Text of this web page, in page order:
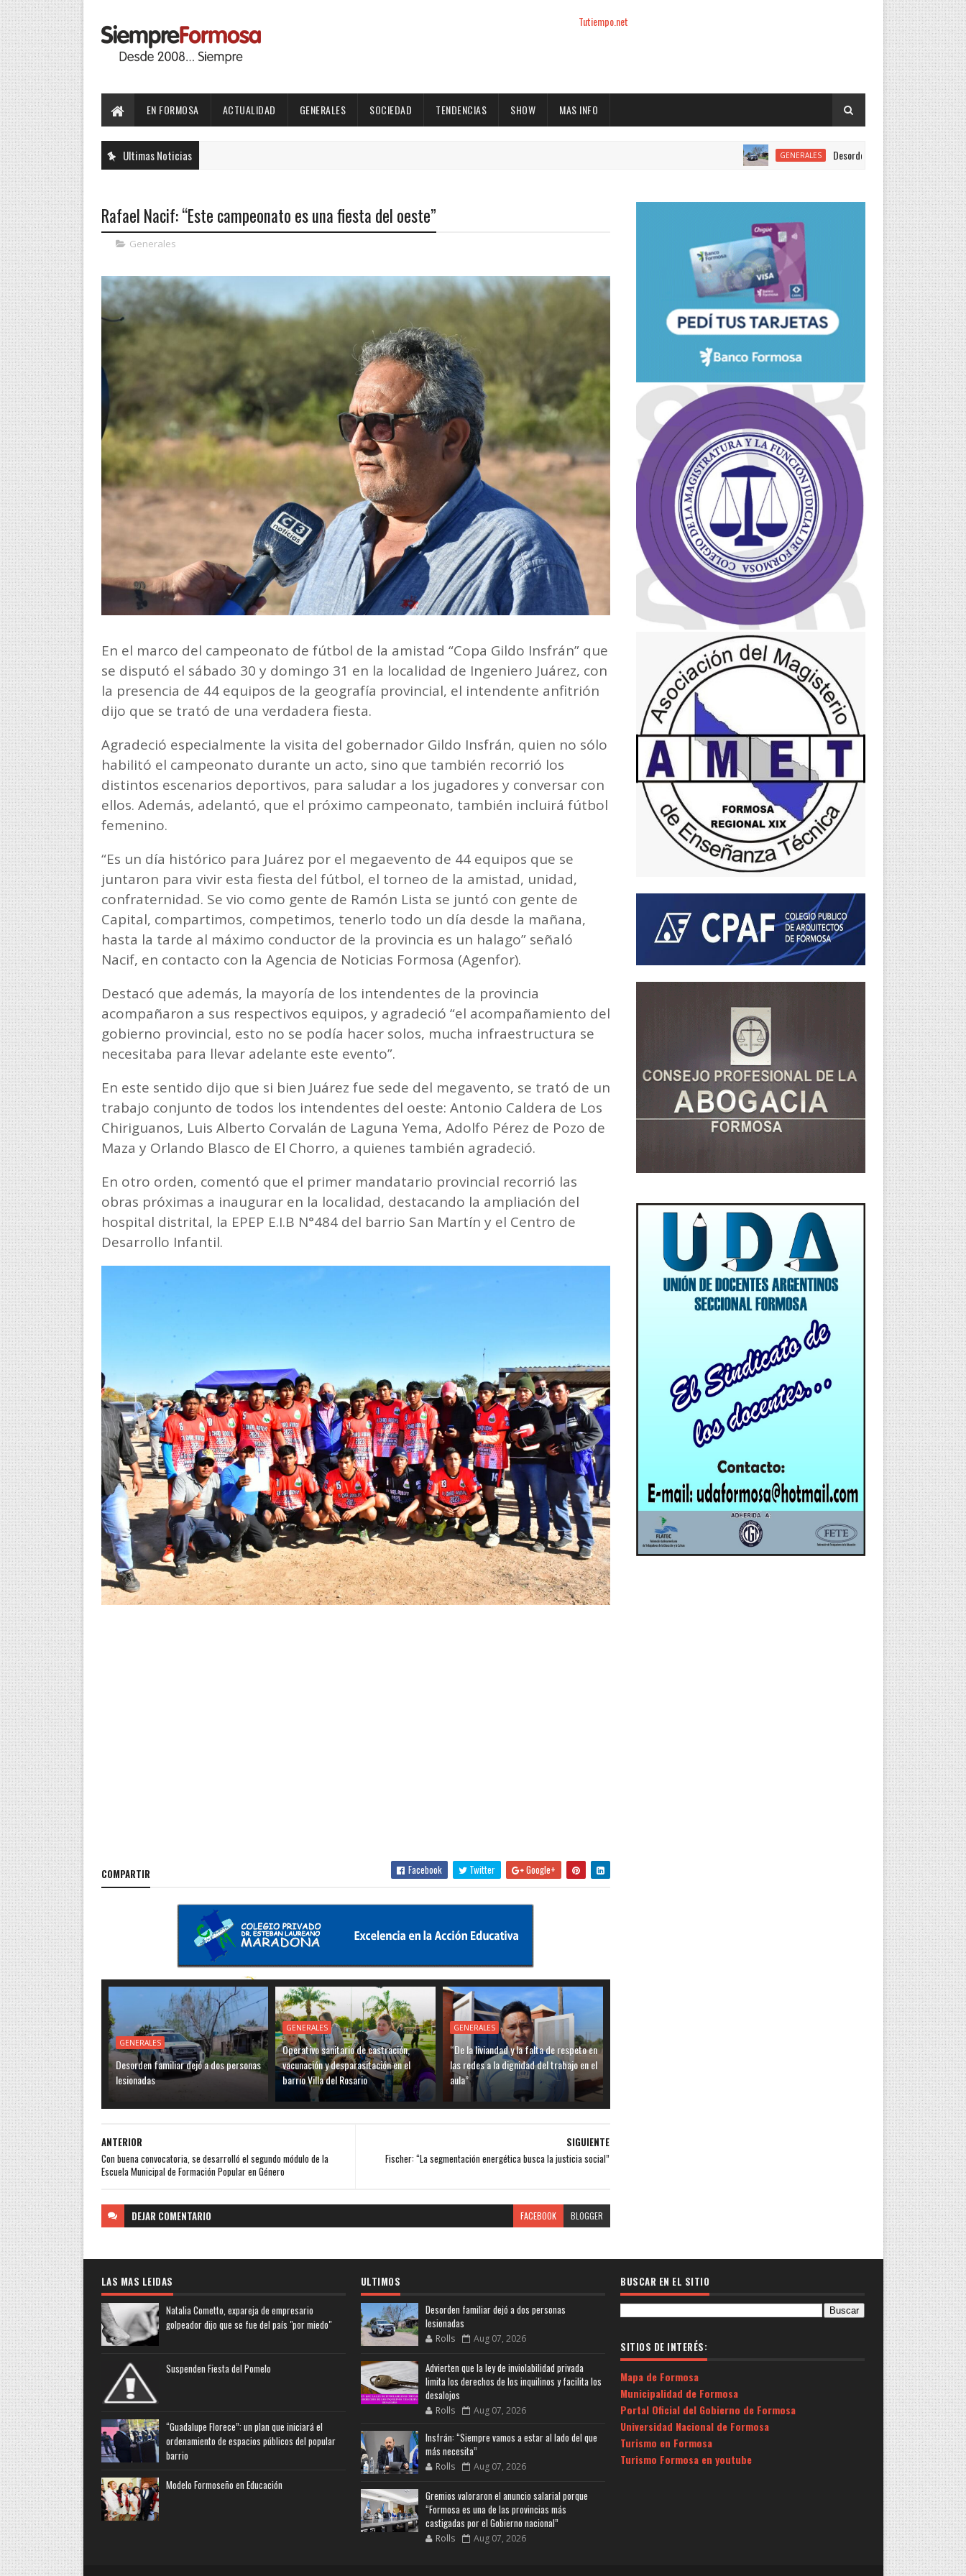
Tutiempo.net
EN FORMOSA ACTUALIDAD GENERALES SOCIEDAD TENDENCIAS SHOW MAS INFO
Ultimas Noticias GENERALES Desorden familiar dejó a dos personas
Rafael Nacif: “Este campeonato es una fiesta del oeste”
Generales
En el marco del campeonato de fútbol de la amistad “Copa Gildo Insfrán” que
se disputó el sábado 30 y domingo 31 en la localidad de Ingeniero Juárez, con
la presencia de 44 equipos de la geografía provincial, el intendente anfitrión
dijo que se trató de una verdadera fiesta.
Agradeció especialmente la visita del gobernador Gildo Insfrán, quien no sólo
habilitó el campeonato durante un acto, sino que también recorrió los
distintos escenarios deportivos, para saludar a los jugadores y conversar con
ellos. Además, adelantó, que el próximo campeonato, también incluirá fútbol
femenino.
“Es un día histórico para Juárez por el megaevento de 44 equipos que se
juntaron para vivir esta fiesta del fútbol, el torneo de la amistad, unidad,
confraternidad. Se vio como gente de Ramón Lista se juntó con gente de
Capital, compartimos, competimos, tenerlo todo un día desde la mañana,
hasta la tarde al máximo conductor de la provincia es un halago” señaló
Nacif, en contacto con la Agencia de Noticias Formosa (Agenfor).
Destacó que además, la mayoría de los intendentes de la provincia
acompañaron a sus respectivos equipos, y agradeció “el acompañamiento del
gobierno provincial, esto no se podía hacer solos, mucha infraestructura se
necesitaba para llevar adelante este evento”.
En este sentido dijo que si bien Juárez fue sede del megavento, se trató de un
trabajo conjunto de todos los intendentes del oeste: Antonio Caldera de Los
Chiriguanos, Luis Alberto Corvalán de Laguna Yema, Adolfo Pérez de Pozo de
Maza y Orlando Blasco de El Chorro, a quienes también agradeció.
En otro orden, comentó que el primer mandatario provincial recorrió las
obras próximas a inaugurar en la localidad, destacando la ampliación del
hospital distrital, la EPEP E.I.B N°484 del barrio San Martín y el Centro de
Desarrollo Infantil.
COMPARTIR Facebook Twitter Google+
GENERALES
Desorden familiar dejó a dos personas
lesionadas
GENERALES
Operativo sanitario de castración,
vacunación y desparasitación en el
barrio Villa del Rosario
GENERALES
“De la liviandad y la falta de respeto en
las redes a la dignidad del trabajo en el
aula”
SIGUIENTE
Fischer: “La segmentación energética busca la justicia social”
ANTERIOR
Con buena convocatoria, se desarrolló el segundo módulo de la
Escuela Municipal de Formación Popular en Género
DEJAR COMENTARIO FACEBOOK BLOGGER
LAS MAS LEIDAS
Natalia Cometto, expareja de empresario
golpeador dijo que se fue del país "por miedo"
Suspenden Fiesta del Pomelo
“Guadalupe Florece”: un plan que iniciará el
ordenamiento de espacios públicos del popular
barrio
Modelo Formoseño en Educación
ULTIMOS
Desorden familiar dejó a dos personas
lesionadas
Rolls Aug 07, 2026
Advierten que la ley de inviolabilidad privada
limita los derechos de los inquilinos y facilita los
desalojos
Rolls Aug 07, 2026
Insfrán: “Siempre vamos a estar al lado del que
más necesita”
Rolls Aug 07, 2026
Gremios valoraron el anuncio salarial porque
“Formosa es una de las provincias más
castigadas por el Gobierno nacional”
Rolls Aug 07, 2026
BUSCAR EN EL SITIO
SITIOS DE INTERÉS:
Mapa de Formosa
Municipalidad de Formosa
Portal Oficial del Gobierno de Formosa
Universidad Nacional de Formosa
Turismo en Formosa
Turismo Formosa en youtube